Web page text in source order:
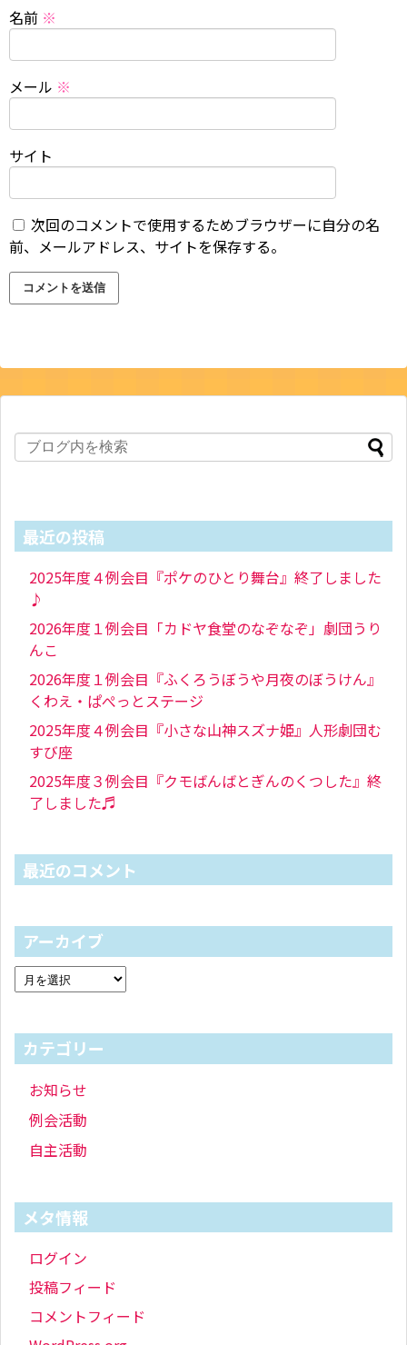
名前 ※
メール ※
サイト
次回のコメントで使用するためブラウザーに自分の名
前、メールアドレス、サイトを保存する。
最近の投稿
2025年度４例会目『ポケのひとり舞台』終了しました
♪
2026年度１例会目「カドヤ食堂のなぞなぞ」劇団うり
んこ
2026年度１例会目『ふくろうぼうや月夜のぼうけん』
くわえ・ぱぺっとステージ
2025年度４例会目『小さな山神スズナ姫』人形劇団む
すび座
2025年度３例会目『クモばんばとぎんのくつした』終
了しました♬
最近のコメント
アーカイブ
カテゴリー
お知らせ
例会活動
自主活動
メタ情報
ログイン
投稿フィード
コメントフィード